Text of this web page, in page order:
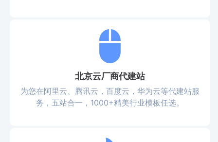
北京云厂商代建站
为您在阿里云、腾讯云，百度云，华为云等代建站服
务，五站合一，1000+精美行业模板任选。